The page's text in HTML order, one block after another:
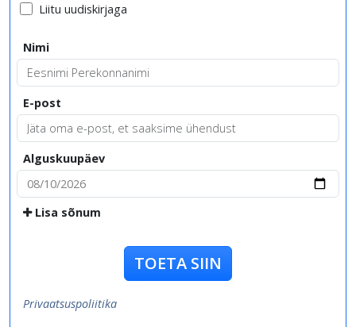
Liitu uudiskirjaga
Nimi
E-post
Alguskuupäev
Lisa sõnum
TOETA SIIN
Privaatsuspoliitika